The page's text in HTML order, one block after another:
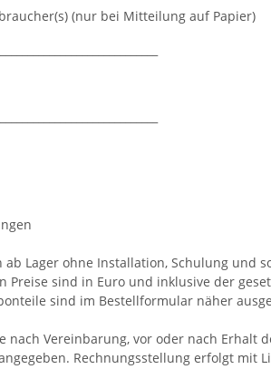
(nur bei Mitteilung auf Papier)
ab Lager ohne Installation, Schulung
Preise sind in Euro und inklusive der
sind im Bestellformular näher
nach Vereinbarung, vor oder nach Erhalt
Rechnungsstellung erfolgt mit